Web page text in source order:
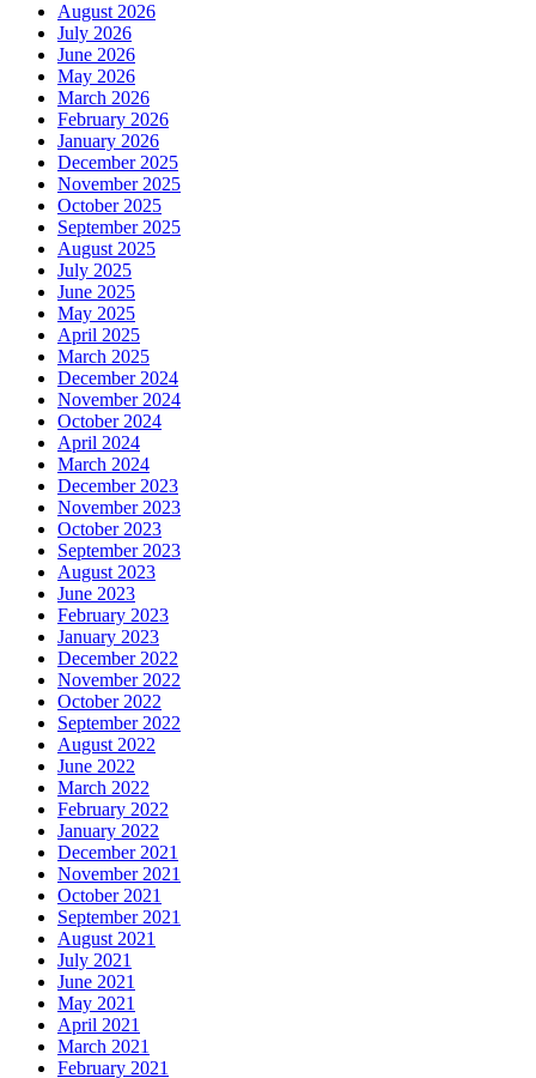
August 2026
July 2026
June 2026
May 2026
March 2026
February 2026
January 2026
December 2025
November 2025
October 2025
September 2025
August 2025
July 2025
June 2025
May 2025
April 2025
March 2025
December 2024
November 2024
October 2024
April 2024
March 2024
December 2023
November 2023
October 2023
September 2023
August 2023
June 2023
February 2023
January 2023
December 2022
November 2022
October 2022
September 2022
August 2022
June 2022
March 2022
February 2022
January 2022
December 2021
November 2021
October 2021
September 2021
August 2021
July 2021
June 2021
May 2021
April 2021
March 2021
February 2021